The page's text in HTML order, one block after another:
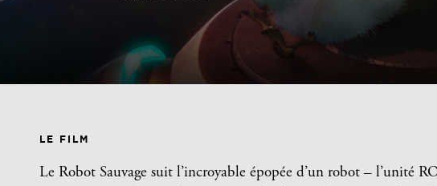
LE FILM
Le Robot Sauvage suit l’incroyable épopée d’un robot – l’unité